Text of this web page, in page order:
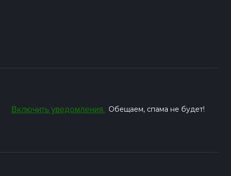
Включить уведомления. Обещаем, спама не будет!